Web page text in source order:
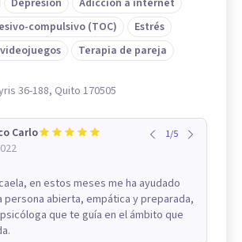
compulsivo (TOC)
Estrés
Terapia de pareja
36-188, Quito 170505
Carlo
1/5
en estos meses me ha ayudado
persona abierta, empática y preparada,
que te guía en el ámbito que